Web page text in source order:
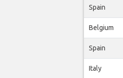
Spain
Belgium
Spain
Italy